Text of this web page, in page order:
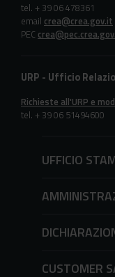
tel. + 39 06 478361
email crea@crea.gov.it
PEC
URP - Ufficio
Richieste all'URP e
tel. + 39 06 51494600
UFFICIO
CUSTOMER